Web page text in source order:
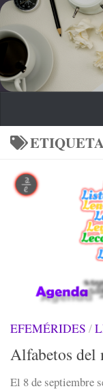
Saltar al
EFEMÉRIDES /
Alfabetos del
El 8 de septiembre